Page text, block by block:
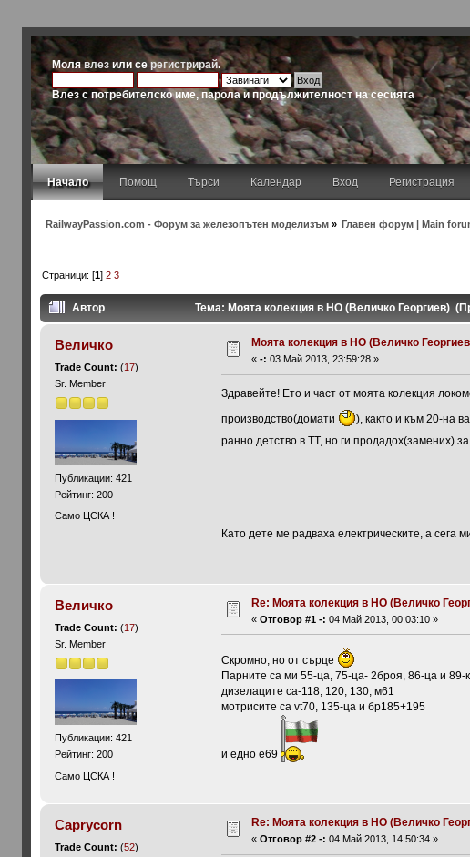
Молявлез или серегистрирай.
Влез с потребителско име, парола и продължителност на сесията
Начало Помощ Търси Календар Вход Регистрация
RailwayPassion.com - Форум за железопътен моделизъм» Главен форум | Main
Страници: [1] 2 3
Автор Тема: Моята колекция в НО (Величко Георгиев)
Величко
Trade Count: (17)
Sr. Member
Публикации: 421
Рейтинг: 200
Само ЦСКА !
Моята колекция в НО (Величко
« -: 03 Май 2013, 23:59:28 »
Здравейте! Ето и част от моята колекция
производство(домати
), както и към 20-на
ранно детство в ТТ, но ги продадох(замених)
Като дете ме радваха електрическите, а сега
Величко
Trade Count: (17)
Sr. Member
Публикации: 421
Рейтинг: 200
Само ЦСКА !
Re: Моята колекция в НО (Величко
« Отговор #1 -: 04 Май 2013, 00:03:10 »
Скромно, но от сърце
Парните са ми 55-ца, 75-ца- 2броя, 86-ца и 89-
дизелаците са-118, 120, 130, м61
мотрисите са vt70, 135-ца и бр185+195
и едно е69
Сaprycorn
Trade Count: (52)
Re: Моята колекция в НО (Величко
« Отговор #2 -: 04 Май 2013, 14:50:34 »